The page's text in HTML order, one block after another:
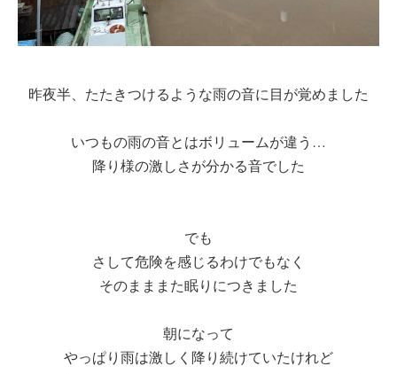
昨夜半、たたきつけるような雨の音に目が覚めました
いつもの雨の音とはボリュームが違う…
降り様の激しさが分かる音でした
でも
さして危険を感じるわけでもなく
そのまままた眠りにつきました
朝になって
やっぱり雨は激しく降り続けていたけれど